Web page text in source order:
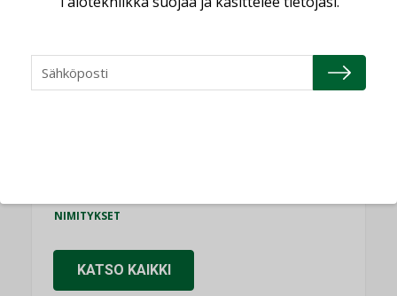
Refair
NIMITYKSET
KATSO KAIKKI